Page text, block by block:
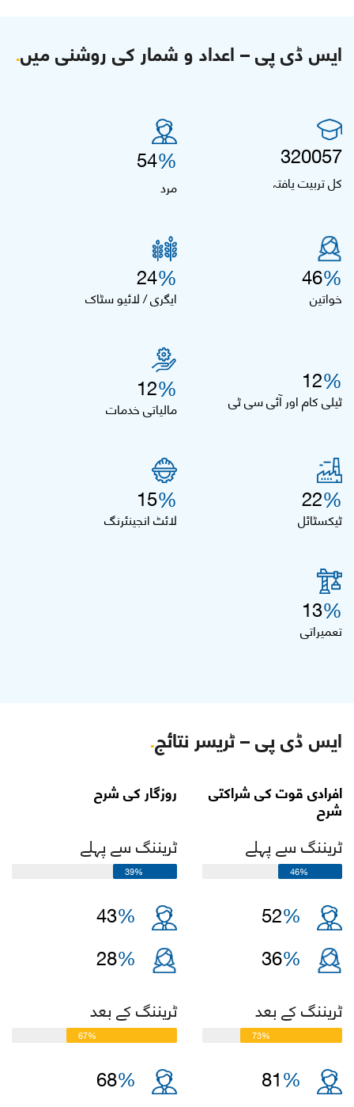
ایس ڈی پی – اعداد و شمار کی روشنی میں.
320,057
کل تربیت یافتہ
54%
مرد
46%
خواتین
24%
ایگری / لائیو سٹاک
12%
ٹیلی کام اور آئی سی ٹی 12%
مالیاتی خدمات
22%
ٹیکسٹائل
15%
لائٹ انجینئرنگ
13%
تعمیراتی
ایس ڈی پی – ٹریسر نتائج.
افرادی قوت کی شراکتی
شرح
ٹریننگ سے پہلے
46%
%
52
%
36
ٹریننگ کے بعد
73%
%
81
روزگار کی شرح
ٹریننگ سے پہلے
39%
%
43
%
28
ٹریننگ کے بعد
67%
%
68